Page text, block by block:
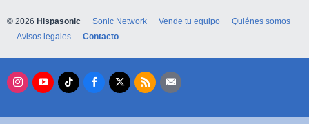
© 2026 Hispasonic Sonic Network Vende tu equipo
Quiénes somos
Avisos legales
Contacto